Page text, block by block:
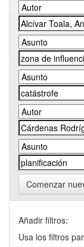
Comenzar
Añadir filtros:
Usa los filtros